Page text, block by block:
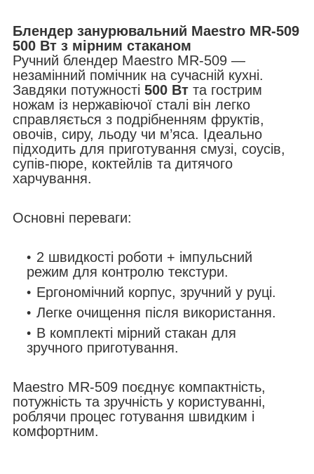
Блендер занурювальний Maestro MR-509
500 Вт з мірним стаканом
Ручний блендер Maestro MR-509 —
незамінний помічник на сучасній кухні.
Завдяки потужності 500 Вт та гострим
ножам із нержавіючої сталі він легко
справляється з подрібненням фруктів,
овочів, сиру, льоду чи м’яса. Ідеально
підходить для приготування смузі, соусів,
супів-пюре, коктейлів та дитячого
харчування.
Основні переваги:
2 швидкості роботи + імпульсний
режим для контролю текстури.
Ергономічний корпус, зручний у руці.
Легке очищення після використання.
В комплекті мірний стакан для
зручного приготування.
Maestro MR-509 поєднує компактність,
потужність та зручність у користуванні,
роблячи процес готування швидким і
комфортним.